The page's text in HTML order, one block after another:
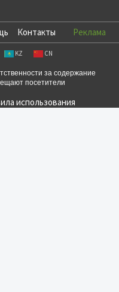
Контакты Реклама
KZ CN
за содержание
посетители
использования